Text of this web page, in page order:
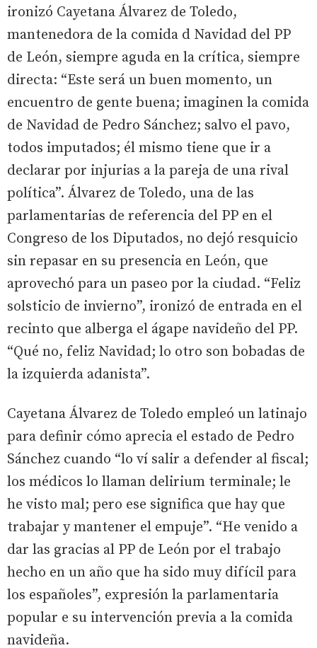
ironizó Cayetana Álvarez de Toledo,
mantenedora de la comida d Navidad del PP
de León, siempre aguda en la crítica, siempre
directa: “Este será un buen momento, un
encuentro de gente buena; imaginen la comida
de Navidad de Pedro Sánchez; salvo el pavo,
todos imputados; él mismo tiene que ir a
declarar por injurias a la pareja de una rival
política”. Álvarez de Toledo, una de las
parlamentarias de referencia del PP en el
Congreso de los Diputados, no dejó resquicio
sin repasar en su presencia en León, que
aprovechó para un paseo por la ciudad. “Feliz
solsticio de invierno”, ironizó de entrada en el
recinto que alberga el ágape navideño del PP.
“Qué no, feliz Navidad; lo otro son bobadas de
la izquierda adanista”.
Cayetana Álvarez de Toledo empleó un latinajo
para definir cómo aprecia el estado de Pedro
Sánchez cuando “lo ví salir a defender al fiscal;
los médicos lo llaman delirium terminale; le
he visto mal; pero ese significa que hay que
trabajar y mantener el empuje”. “He venido a
dar las gracias al PP de León por el trabajo
hecho en un año que ha sido muy difícil para
los españoles”, expresión la parlamentaria
popular e su intervención previa a la comida
navideña.